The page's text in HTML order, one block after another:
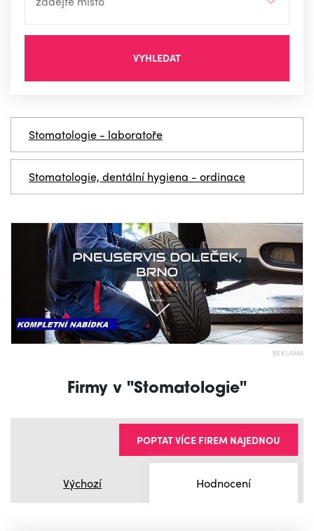
VYHLEDAT
Stomatologie - laboratoře
Stomatologie, dentální hygiena - ordinace
REKLAMA
Firmy v "Stomatologie"
Výchozí Hodnocení
POPTAT VÍCE FIREM NAJEDNOU